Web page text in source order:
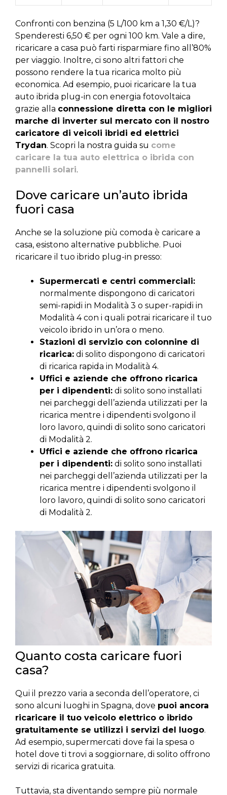
Confronti con benzina (5 L/100 km a 1,30 €/L)?
Spenderesti 6,50 € per ogni 100 km. Vale a dire,
ricaricare a casa può farti risparmiare fino all’80%
per viaggio. Inoltre, ci sono altri fattori che
possono rendere la tua ricarica molto più
economica. Ad esempio, puoi ricaricare la tua
auto ibrida plug-in con energia fotovoltaica
grazie alla connessione diretta con le migliori
marche di inverter sul mercato con il nostro
caricatore di veicoli ibridi ed elettrici
Trydan. Scopri la nostra guida su come
caricare la tua auto elettrica o ibrida con
pannelli solari.
Dove caricare un’auto ibrida
fuori casa
Anche se la soluzione più comoda è caricare a
casa, esistono alternative pubbliche. Puoi
ricaricare il tuo ibrido plug-in presso:
Supermercati e centri commerciali:
normalmente dispongono di caricatori
semi-rapidi in Modalità 3 o super-rapidi in
Modalità 4 con i quali potrai ricaricare il tuo
veicolo ibrido in un’ora o meno.
Stazioni di servizio con colonnine di
ricarica: di solito dispongono di caricatori
di ricarica rapida in Modalità 4.
Uffici e aziende che offrono ricarica
per i dipendenti: di solito sono installati
nei parcheggi dell’azienda utilizzati per la
ricarica mentre i dipendenti svolgono il
loro lavoro, quindi di solito sono caricatori
di Modalità 2.
Uffici e aziende che offrono ricarica
per i dipendenti: di solito sono installati
nei parcheggi dell’azienda utilizzati per la
ricarica mentre i dipendenti svolgono il
loro lavoro, quindi di solito sono caricatori
di Modalità 2.
Quanto costa caricare fuori
casa?
Qui il prezzo varia a seconda dell’operatore, ci
sono alcuni luoghi in Spagna, dove puoi ancora
ricaricare il tuo veicolo elettrico o ibrido
gratuitamente se utilizzi i servizi del luogo.
Ad esempio, supermercati dove fai la spesa o
hotel dove ti trovi a soggiornare, di solito offrono
servizi di ricarica gratuita.
Tuttavia, sta diventando sempre più normale